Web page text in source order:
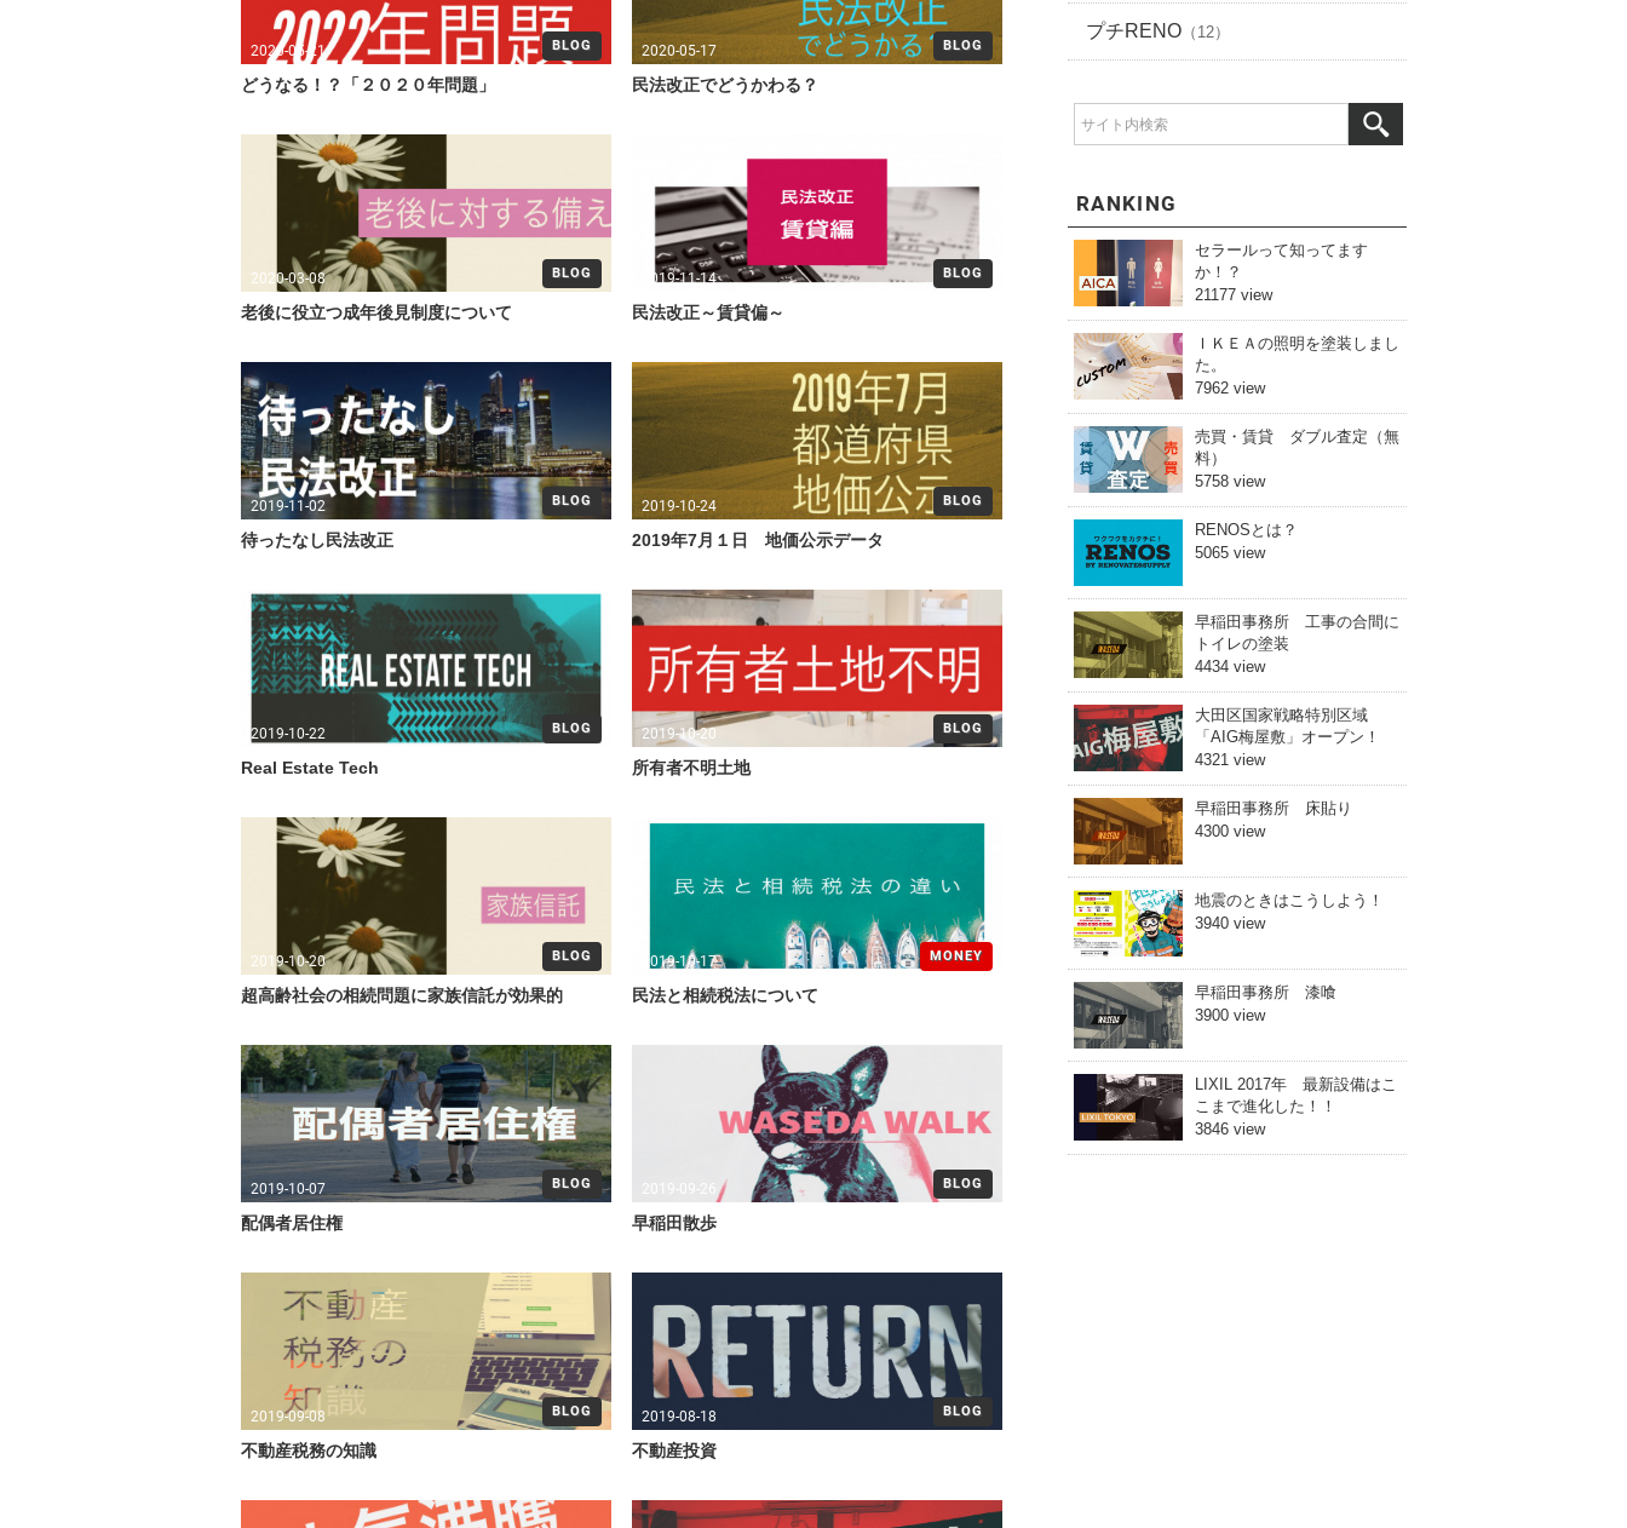
2020-05-21 BLOG
どうなる！？「２０２０年問題」
2020-05-17 BLOG
民法改正でどうかわる？
2020-03-08 BLOG
老後に役立つ成年後見制度について
2019-11-14 BLOG
民法改正～賃貸偏～
2019-11-02 BLOG
待ったなし民法改正
2019-10-24 BLOG
2019年7月１日 地価公示データ
2019-10-22 BLOG
Real Estate Tech
2019-10-20 BLOG
所有者不明土地
2019-10-20 BLOG
超高齢社会の相続問題に家族信託が効果的
2019-10-17 MONEY
民法と相続税法について
2019-10-07 BLOG
配偶者居住権
2019-09-26 BLOG
早稲田散歩
2019-09-08 BLOG
不動産税務の知識
2019-08-18 BLOG
不動産投資
プチRENO （12）
RANKING
セラールって知ってます
か！？
21177 view
ＩＫＥＡの照明を塗装しまし
た。
7962 view
売買・賃貸 ダブル査定（無
料）
5758 view
RENOSとは？
5065 view
早稲田事務所 工事の合間に
トイレの塗装
4434 view
大田区国家戦略特別区域
「AIG梅屋敷」オープン！
4321 view
早稲田事務所 床貼り
4300 view
地震のときはこうしよう！
3940 view
早稲田事務所 漆喰
3900 view
LIXIL 2017年 最新設備はこ
こまで進化した！！
3846 view